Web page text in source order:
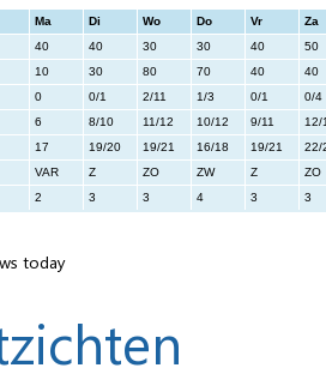
Ma Di Wo Do Vr
Za
40 40 30 30 40
50
10 30 80 70 40
40
0 0/1 2/11 1/3 0/1
0/4
6 8/10 11/12 10/12 9/11
12/
17 19/20 19/21 16/18 19/21
22/
VAR Z ZO ZW Z
ZO
2 3 3 4 3 3
today